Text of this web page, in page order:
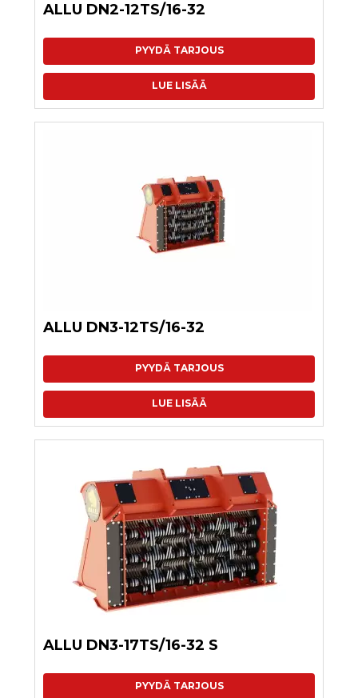
ALLU DN2-12TS/16-32
PYYDÄ TARJOUS
LUE LISÄÄ
ALLU DN3-12TS/16-32
PYYDÄ TARJOUS
LUE LISÄÄ
ALLU DN3-17TS/16-32 S
PYYDÄ TARJOUS